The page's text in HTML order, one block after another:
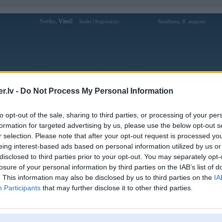
- Do Not Process My Personal Information
opt-out of the sale, sharing to third parties, or processing of your
for targeted advertising by us, please use the below opt-out
selection. Please note that after your opt-out request is processed
interest-based ads based on personal information utilized by us
to third parties prior to your opt-out. You may separately
of your personal information by third parties on the IAB’s list of
This information may also be disclosed by us to third parties on the
Participants that may further disclose it to other third parties.
Sveiks, Viesi! Ienākt Reģistrācija Sestdiena, 8. augusts
Forums Galerijas Reģistrācija Lietotāji
Lietotāja mednieks1980 profils
Pēdējo reizi manīts: 23. Oct 2012, 11:20
Lietotājvārds:
mednieks1980
Pilsēta:
Dobele
Braucu ar:
BMW320 E36
Nodarbošanās:
Šis un tas
Ziņojumi forumā:
17